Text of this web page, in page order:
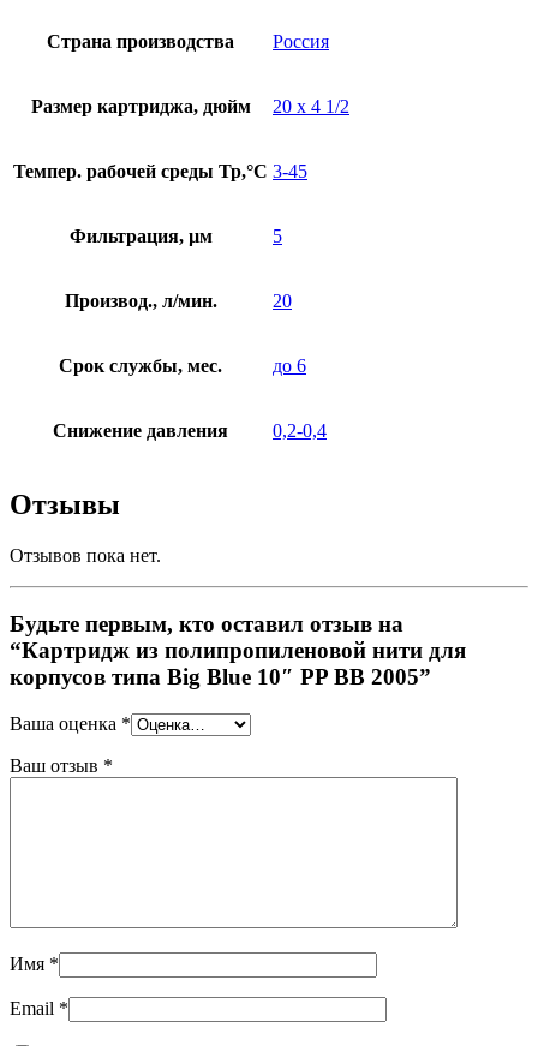
Страна производства Россия
Размер картриджа, дюйм 20 х 4 1/2
Темпер. рабочей среды Тр,°С 3-45
Фильтрация, µм 5
Производ., л/мин. 20
Срок службы, мес. до 6
Снижение давления 0,2-0,4
Отзывы
Отзывов пока нет.
Будьте первым, кто оставил отзыв на
“Картридж из полипропиленовой нити для
корпусов типа Big Blue 10″ PP BB 2005”
Ваша оценка *
Ваш отзыв *
Имя *
Email *